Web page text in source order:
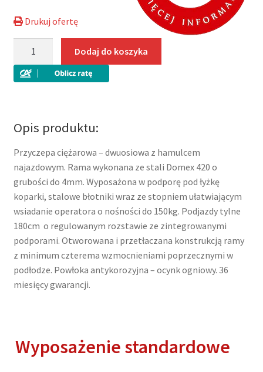
Drukuj ofertę
B3540
minikoparkę
z
najazdami,
DMC
3500
Dodaj do koszyka
Opis produktu:
Przyczepa ciężarowa – dwuosiowa z hamulcem
najazdowym. Rama wykonana ze stali Domex 420 o
grubości do 4mm. Wyposażona w podporę pod łyżkę
koparki, stalowe błotniki wraz ze stopniem ułatwiającym
wsiadanie operatora o nośności do 150kg. Podjazdy tylne
180cm o regulowanym rozstawie ze zintegrowanymi
podporami. Otworowana i przetłaczana konstrukcją ramy
z minimum czterema wzmocnieniami poprzecznymi w
podłodze. Powłoka antykorozyjna – ocynk ogniowy. 36
miesięcy gwarancji.
Wyposażenie standardowe